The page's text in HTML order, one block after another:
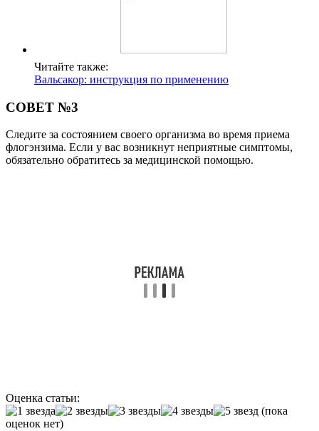
Читайте также:
Вальсакор: инструкция по применению
СОВЕТ №3
Следите за состоянием своего организма во время приема
флогэнзима. Если у вас возникнут неприятные симптомы,
обязательно обратитесь за медицинской помощью.
Оценка статьи:
(пока
оценок нет)